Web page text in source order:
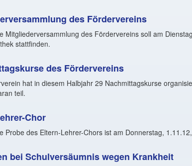
des Fördervereins
Mitgliederversammlung des Fördervereins soll am
stattfinden.
des Fördervereins
hat in diesem Halbjahr 29 Nachmittagskurse
teil.
Chor
Probe des Eltern-Lehrer-Chors ist am Donnerstag,
bei Schulversäumnis wegen Krankheit